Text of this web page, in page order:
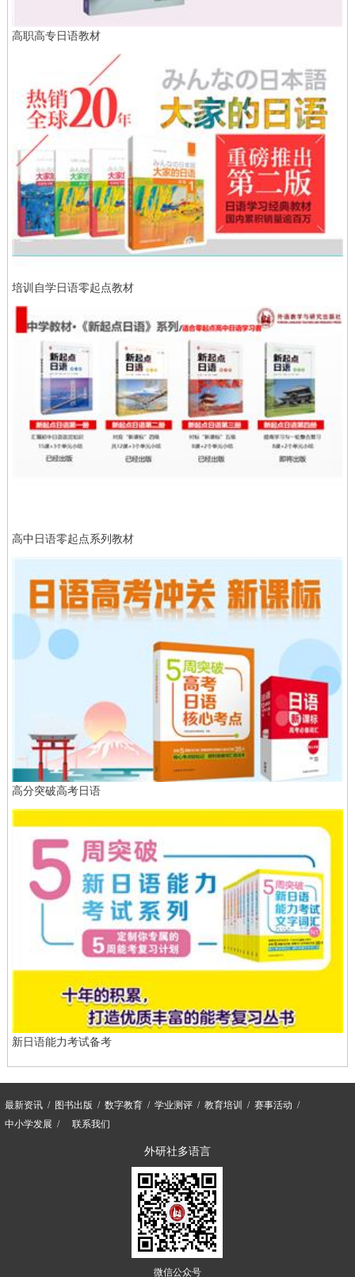
高职高专日语教材
培训自学日语零起点教材
高中日语零起点系列教材
高分突破高考日语
新日语能力考试备考
最新资讯 图书出版 数字教育 学业测评 教育培训
赛事活动
中小学发展
联系我们
外研社多语言
微信公众号